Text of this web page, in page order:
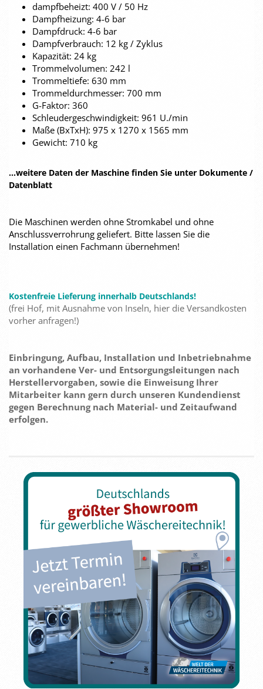
dampfbeheizt: 400 V / 50 Hz
Dampfheizung: 4-6 bar
Dampfdruck: 4-6 bar
Dampfverbrauch: 12 kg / Zyklus
Kapazität: 24 kg
Trommelvolumen: 242 l
Trommeltiefe: 630 mm
Trommeldurchmesser: 700 mm
G-Faktor: 360
Schleudergeschwindigkeit: 961 U./min
Maße (BxTxH): 975 x 1270 x 1565 mm
Gewicht: 710 kg
...weitere Daten der Maschine finden Sie unter Dokumente /
Datenblatt
Die Maschinen werden ohne Stromkabel und ohne
Anschlussverrohrung geliefert. Bitte lassen Sie die
Installation einen Fachmann übernehmen!
Kostenfreie Lieferung innerhalb Deutschlands!
(frei Hof, mit Ausnahme von Inseln, hier die Versandkosten
vorher anfragen!)
Einbringung, Aufbau, Installation und Inbetriebnahme
an vorhandene Ver- und Entsorgungsleitungen nach
Herstellervorgaben, sowie die Einweisung Ihrer
Mitarbeiter kann gern durch unseren Kundendienst
gegen Berechnung nach Material- und Zeitaufwand
erfolgen.